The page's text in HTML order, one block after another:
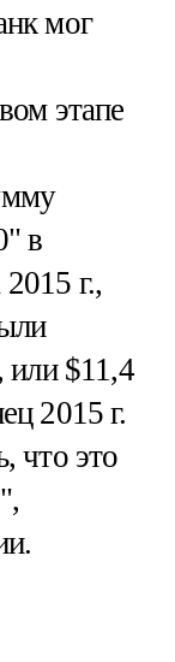
мог
этапе
в
г.,
или $11,4
2015 г.
что это